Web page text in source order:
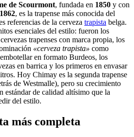
de Scourmont, fundada en 1850 y con
1862, es la trapense más conocida del
referencias de la cerveza trapista belga.
esenciales del estilo: fueron los
trapenses con marca propia, los
«cerveza trapista» como
en formato Burdeos, los
en barrica y los primeros en envasar
Hoy Chimay es la segunda trapense
de Westmalle), pero su crecimiento
estándar de calidad altísimo que la
del estilo.
más completa